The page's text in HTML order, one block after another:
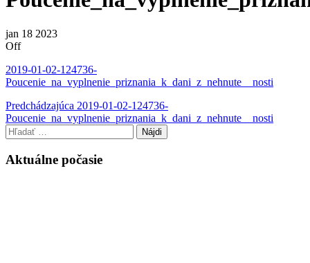
jan 18 2023
Off
2019-01-02-124736-
Poucenie_na_vyplnenie_priznania_k_dani_z_nehnute__nosti
Navigácia
v
článku
Predchádzajúci
príspevok
Predchádzajúca 2019-01-02-124736-
Poucenie_na_vyplnenie_priznania_k_dani_z_nehnute__nosti
Hľadať:
Aktuálne počasie